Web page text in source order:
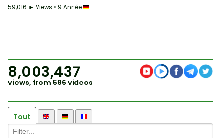
59,016 ► Views • 9 Année
8,003,437
views, from 596 videos
Tout